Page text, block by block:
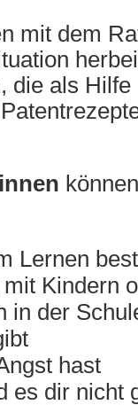
mit dem
die als
Lernen
Kindern
in der
hast
es dir nicht